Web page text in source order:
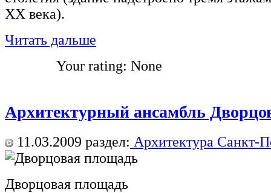
XX века).
Читать дальше
Your rating: None
Архитектурный ансамбль
11.03.2009 раздел: Архитектура Санкт-
Дворцовая площадь